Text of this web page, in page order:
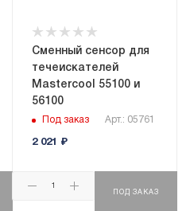
Сменный сенсор для
течеискателей
Mastercool 55100 и
56100
Под заказ Арт.: 05761
2 021 ₽
ПОД ЗАКАЗ